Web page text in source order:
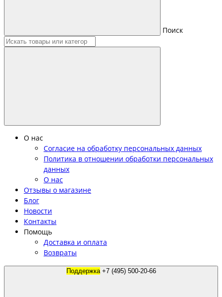
Поиск
О нас
Согласие на обработку персональных данных
Политика в отношении обработки персональных
данных
О нас
Отзывы о магазине
Блог
Новости
Контакты
Помощь
Доставка и оплата
Возвраты
Поддержка +7 (495) 500-20-66